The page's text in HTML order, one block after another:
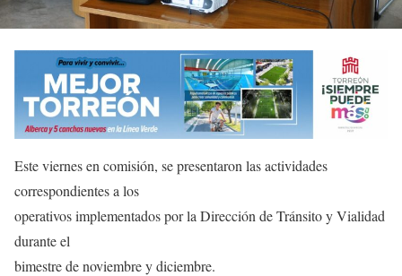
Este viernes en comisión, se presentaron las actividades
correspondientes a los
operativos implementados por la Dirección de Tránsito y Vialidad
durante el
bimestre de noviembre y diciembre.